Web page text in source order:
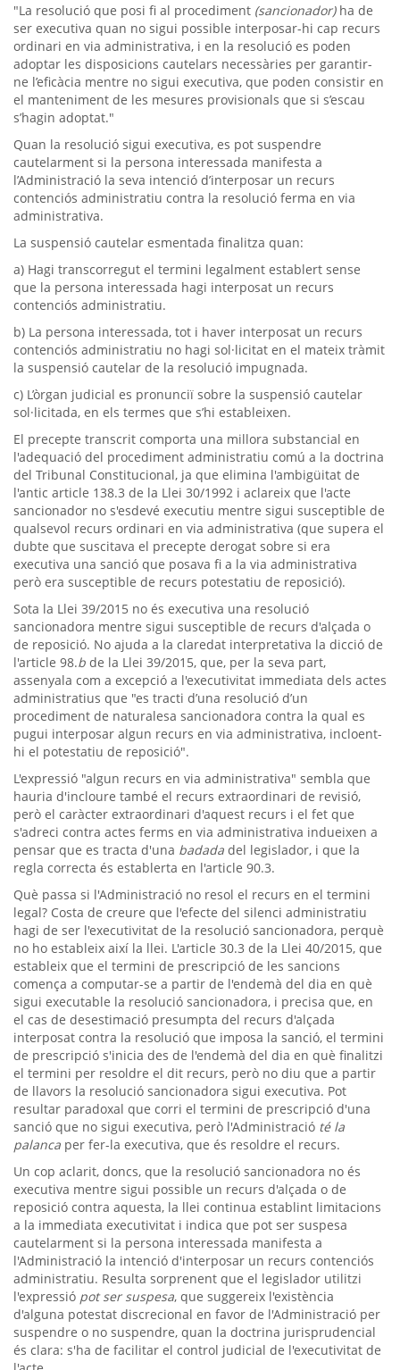
"La resolució que posi fi al procediment (sancionador)ha de
ser executiva quan no sigui possible interposar-hi cap recurs
ordinari en via administrativa, i en la resolució es poden
adoptar les disposicions cautelars necessàries per garantir-
ne l’eficàcia mentre no sigui executiva, que poden consistir en
el manteniment de les mesures provisionals que si s’escau
s’hagin adoptat."
Quan la resolució sigui executiva, es pot suspendre
cautelarment si la persona interessada manifesta a
l’Administració la seva intenció d’interposar un recurs
contenciós administratiu contra la resolució ferma en via
administrativa.
La suspensió cautelar esmentada finalitza quan:
a) Hagi transcorregut el termini legalment establert sense
que la persona interessada hagi interposat un recurs
contenciós administratiu.
b) La persona interessada, tot i haver interposat un recurs
contenciós administratiu no hagi sol·licitat en el mateix tràmit
la suspensió cautelar de la resolució impugnada.
c) L’òrgan judicial es pronunciï sobre la suspensió cautelar
sol·licitada, en els termes que s’hi estableixen.
El precepte transcrit comporta una millora substancial en
l'adequació del procediment administratiu comú a la doctrina
del Tribunal Constitucional, ja que elimina l'ambigüitat de
l'antic article 138.3 de la Llei 30/1992 i aclareix que l'acte
sancionador no s'esdevé executiu mentre sigui susceptible de
qualsevol recurs ordinari en via administrativa (que supera el
dubte que suscitava el precepte derogat sobre si era
executiva una sanció que posava fi a la via administrativa
però era susceptible de recurs potestatiu de reposició).
Sota la Llei 39/2015 no és executiva una resolució
sancionadora mentre sigui susceptible de recurs d'alçada o
de reposició. No ajuda a la claredat interpretativa la dicció de
l'article 98.b de la Llei 39/2015, que, per la seva part,
assenyala com a excepció a l'executivitat immediata dels actes
administratius que "es tracti d’una resolució d’un
procediment de naturalesa sancionadora contra la qual es
pugui interposar algun recurs en via administrativa, incloent-
hi el potestatiu de reposició".
L'expressió "algun recurs en via administrativa" sembla que
hauria d'incloure també el recurs extraordinari de revisió,
però el caràcter extraordinari d'aquest recurs i el fet que
s'adreci contra actes ferms en via administrativa indueixen a
pensar que es tracta d'una badada del legislador, i que la
regla correcta és establerta en l'article 90.3.
Què passa si l'Administració no resol el recurs en el termini
legal? Costa de creure que l'efecte del silenci administratiu
hagi de ser l'executivitat de la resolució sancionadora, perquè
no ho estableix així la llei. L'article 30.3 de la Llei 40/2015, que
estableix que el termini de prescripció de les sancions
comença a computar-se a partir de l'endemà del dia en què
sigui executable la resolució sancionadora, i precisa que, en
el cas de desestimació presumpta del recurs d'alçada
interposat contra la resolució que imposa la sanció, el termini
de prescripció s'inicia des de l'endemà del dia en què finalitzi
el termini per resoldre el dit recurs, però no diu que a partir
de llavors la resolució sancionadora sigui executiva. Pot
resultar paradoxal que corri el termini de prescripció d'una
sanció que no sigui executiva, però l'Administració té la
palanca per fer-la executiva, que és resoldre el recurs.
Un cop aclarit, doncs, que la resolució sancionadora no és
executiva mentre sigui possible un recurs d'alçada o de
reposició contra aquesta, la llei continua establint limitacions
a la immediata executivitat i indica que pot ser suspesa
cautelarment si la persona interessada manifesta a
l'Administració la intenció d'interposar un recurs contenciós
administratiu. Resulta sorprenent que el legislador utilitzi
l'expressió pot ser suspesa, que suggereix l'existència
d'alguna potestat discrecional en favor de l'Administració per
suspendre o no suspendre, quan la doctrina jurisprudencial
és clara: s'ha de facilitar el control judicial de l'executivitat de